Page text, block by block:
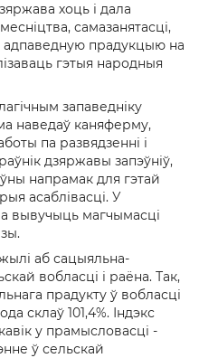
хоць і дала
самазанятасці,
адпаведную прадукцыю на
гэтыя народныя
запаведніку
наведаў каняферму,
па развядзенні і
дзяржавы запэўніў,
напрамак для гэтай
асаблівасці. У
вывучыць магчымасці
аб сацыяльна-
вобласці і раёна. Так,
прадукту ў вобласці
склаў 101,4%. Індэкс
у прамысловасці -
ў сельскай